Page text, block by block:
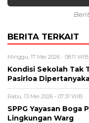
BERITA TERKAIT
Minggu, 17 Mei 2026 - 08:11 WIB
Kondisi Sekolah Tak
Pasirloa
Rabu, 13 Mei 2026 - 07:31 WIB
SPPG Yayasan Boga
Lingkungan Warg